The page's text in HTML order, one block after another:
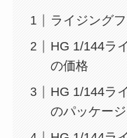
ライジング
HG 1/144ラ
の価格
HG 1/144ラ
のパッケー